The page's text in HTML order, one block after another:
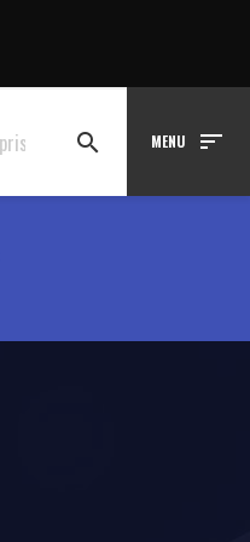
search MENU sort